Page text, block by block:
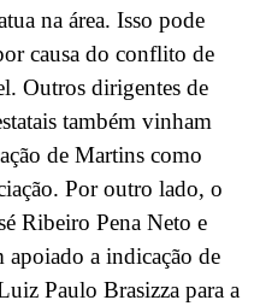
na área. Isso pode
causa do conflito de
Outros dirigentes de
também vinham
de Martins como
Por outro lado, o
Ribeiro Pena Neto e
apoiado a indicação de
Paulo Brasizza para a